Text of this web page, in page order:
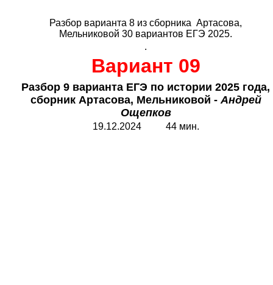
Разбор варианта 8 из сборника Артасова,
Мельниковой 30 вариантов ЕГЭ 2025.
.
Вариант 09
Разбор 9 варианта ЕГЭ по истории 2025 года,
сборник Артасова, Мельниковой -Андрей
Ощепков
19.12.2024 44 мин.